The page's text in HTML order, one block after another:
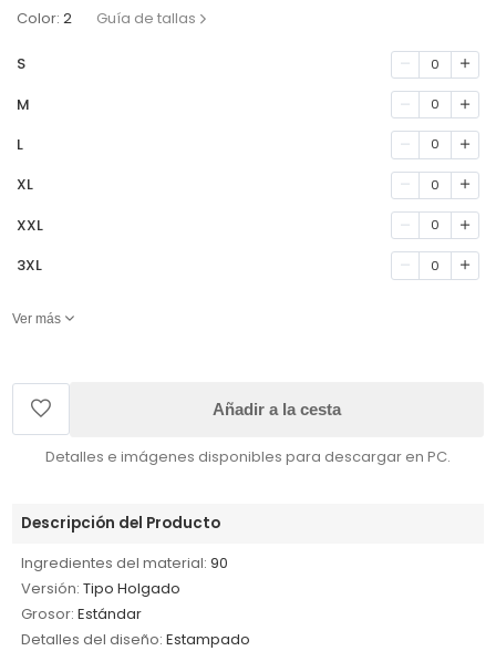
Color: 2 Guía de tallas
S 0
M 0
L 0
XL 0
XXL 0
3XL 0
Ver más
Añadir a la cesta
Detalles e imágenes disponibles para descargar en PC.
Descripción del Producto
Ingredientes del material: 90
Versión: Tipo Holgado
Grosor: Estándar
Detalles del diseño: Estampado